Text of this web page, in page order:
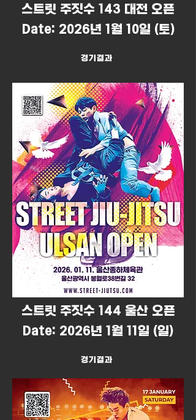
​스트릿 주짓수 143 대전 오픈
Date: 2026년 1월 10일 (토)
경기결과
​스트릿 주짓수 144 울산 오픈
Date: 2026년 1월 11일 (일)
경기결과